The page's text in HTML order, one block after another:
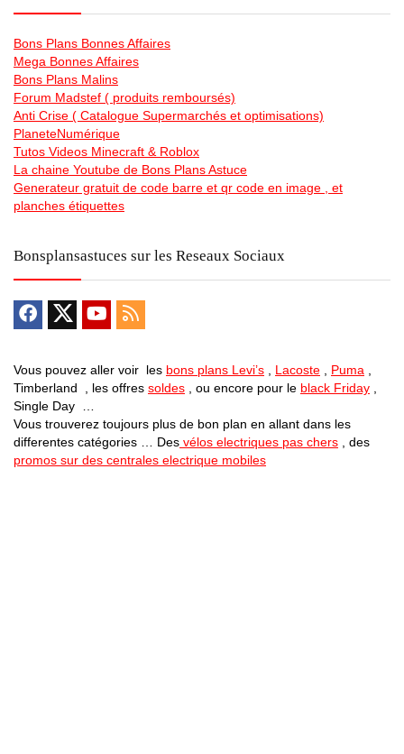
Bons Plans Bonnes Affaires
Mega Bonnes Affaires
Bons Plans Malins
Forum Madstef ( produits remboursés)
Anti Crise ( Catalogue Supermarchés et optimisations)
PlaneteNumérique
Tutos Videos Minecraft & Roblox
La chaine Youtube de Bons Plans Astuce
Generateur gratuit de code barre et qr code en image , et
planches étiquettes
Bonsplansastuces sur les Reseaux Sociaux
Vous pouvez aller voir les bons plans Levi’s Lacoste Puma
Timberland , les offres soldes , ou encore pour le black Friday
Single Day …
Vous trouverez toujours plus de bon plan en allant dans les
differentes catégories … Des vélos electriques pas chers , des
promos sur des centrales electrique mobiles